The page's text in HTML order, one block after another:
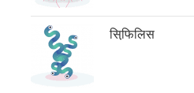
सिफि़लिस